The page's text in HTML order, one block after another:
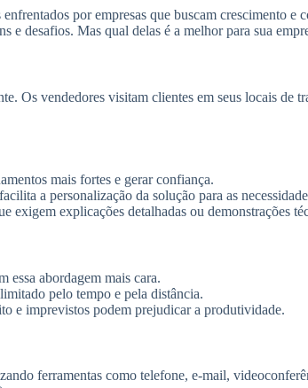
por empresas que buscam crescimento
e desafios. Mas qual delas é a melhor para sua
Os vendedores visitam clientes em seus locais
mais fortes e gerar confiança.
a personalização da solução para as
exigem explicações detalhadas ou demonstrações
essa abordagem mais cara.
pelo tempo e pela distância.
e imprevistos podem prejudicar a produtividade.
ferramentas como telefone, e-mail,